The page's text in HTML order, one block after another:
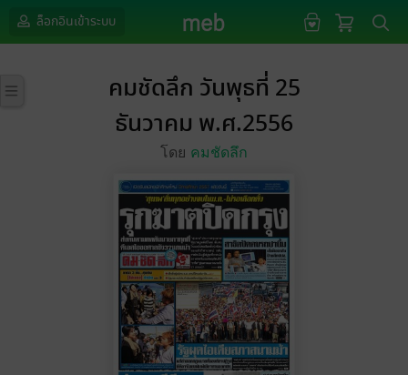
ล็อกอินเข้าระบบ
คมชัดลึก วันพุธที่ 25
ธันวาคม พ.ศ.2556
โดย คมชัดลึก